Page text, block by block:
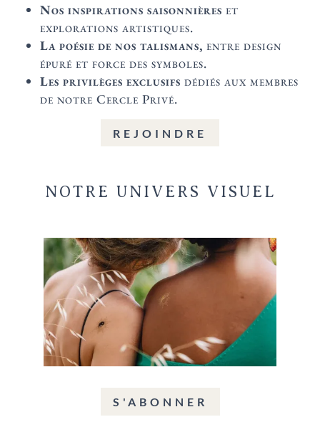
Nos inspirations saisonnières et
explorations artistiques.
La poésie de nos talismans, entre design
épuré et force des symboles.
Les privilèges exclusifs dédiés aux membres
de notre Cercle Privé.
REJOINDRE
NOTRE UNIVERS VISUEL
S'ABONNER